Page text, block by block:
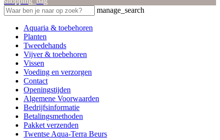
manage_search
Aquaria & toebehoren
Planten
Tweedehands
Vijver & toebehoren
Vissen
Voeding en verzorgen
Contact
Openingstijden
Algemene Voorwaarden
Bedrijfsinformatie
Betalingsmethoden
Pakket verzenden
Twentse Aqua-Terra Beurs